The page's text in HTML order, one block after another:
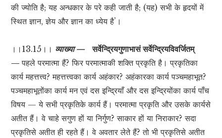
की ज्योति है; यह अन्धकार के परे कही जाती है; (यह) सभी के हृदयों में
स्थित ज्ञान, ज्ञेय और ज्ञान का ध्येय है’।
।।13.15।। व्याख्या —
सर्वेन्द्रियगुणाभासं सर्वेन्द्रियविवर्जितम्
—पहले परमात्मा हैं? फिर परमात्माकी शक्ति प्रकृति है। प्रकृतिका
कार्य महत्तत्त्व? महत्तत्त्वका कार्य अहंकार? अहंकारका कार्य पञ्चमहाभूत?
पञ्चमहाभूतोंका कार्य मन एवं दस इन्द्रियाँ और दस इन्द्रियोंका कार्य पाँच
विषय — ये सभी प्रकृतिके कार्य हैं। परमात्मा प्रकृति और उसके कार्यसे
अतीत हैं। वे चाहे सगुण हों या निर्गुण? साकार हों या निराकार? सदा
प्रकृतिसे अतीत ही रहते हैं। वे अवतार लेते हैं? तो भी प्रकृतिसे अतीत